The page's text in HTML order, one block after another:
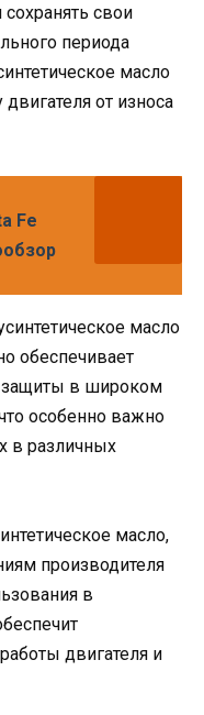
свои
периода
масло
от износа
Fe
масло
обеспечивает
защиты в широком
особенно важно
в различных
масло,
производителя
в
двигателя и